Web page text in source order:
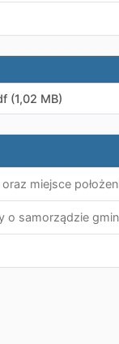
(1,02 MB)
miejsce
o samorządzie